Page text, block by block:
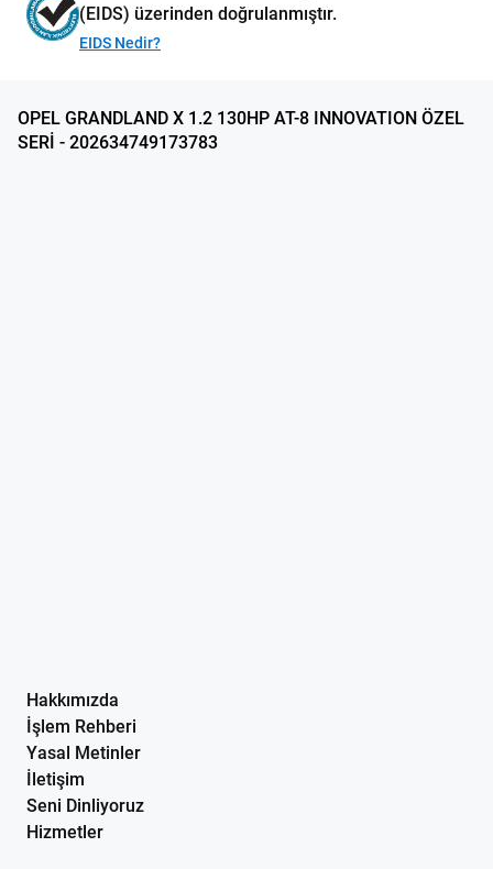
(EIDS) üzerinden doğrulanmıştır.
EIDS Nedir?
OPEL GRANDLAND X 1.2 130HP AT-8 INNOVATION ÖZEL
SERİ - 202634749173783
Hakkımızda
İşlem Rehberi
Yasal Metinler
İletişim
Seni Dinliyoruz
Hizmetler